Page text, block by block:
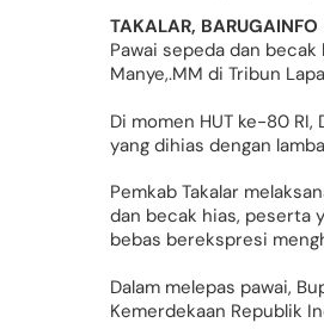
TAKALAR, BARUGAINFO
Pawai sepeda dan becak
Manye,.MM di Tribun
Di momen HUT ke-80
yang dihias dengan
Pemkab Takalar
dan becak hias, peserta
bebas berekspresi
Dalam melepas pawai,
Kemerdekaan Republik